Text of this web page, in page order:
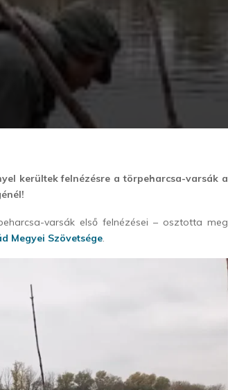
kerültek felnézésre a törpeharcsa-varsák a
varsák első felnézései – osztotta meg
Megyei Szövetsége.